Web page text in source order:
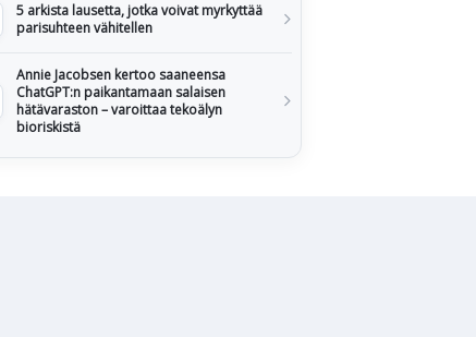
5 arkista lausetta, jotka voivat myrkyttää
parisuhteen vähitellen
Annie Jacobsen kertoo saaneensa
ChatGPT:n paikantamaan salaisen
hätävaraston – varoittaa tekoälyn
bioriskistä